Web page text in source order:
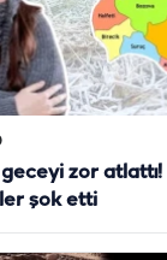
zor
şok etti